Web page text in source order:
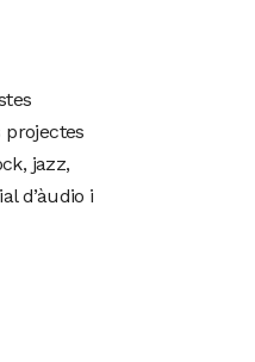
projectes
jazz,
d’àudio i